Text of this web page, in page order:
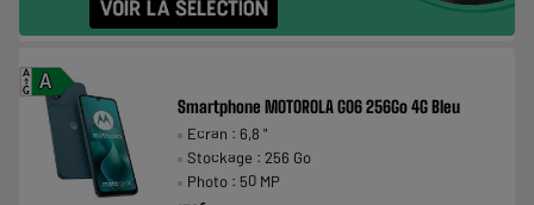
A
A
G
Smartphone MOTOROLA G06 256Go 4G Bleu
Ecran : 6,8 "
Stockage : 256 Go
Photo : 50 MP